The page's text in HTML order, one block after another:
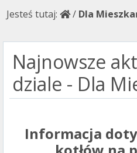
Jesteś tutaj: / Dla
Najnowsze
dziale - Dla
Informacja